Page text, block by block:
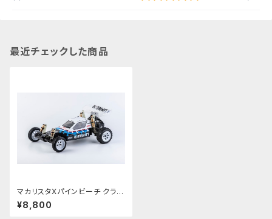
最近チェックした商品
マカリスタXパインビーチ クラシ
ックバギーボディ ワイルドキャッ
ト2 McAllister/Pinebeach C
¥8,800